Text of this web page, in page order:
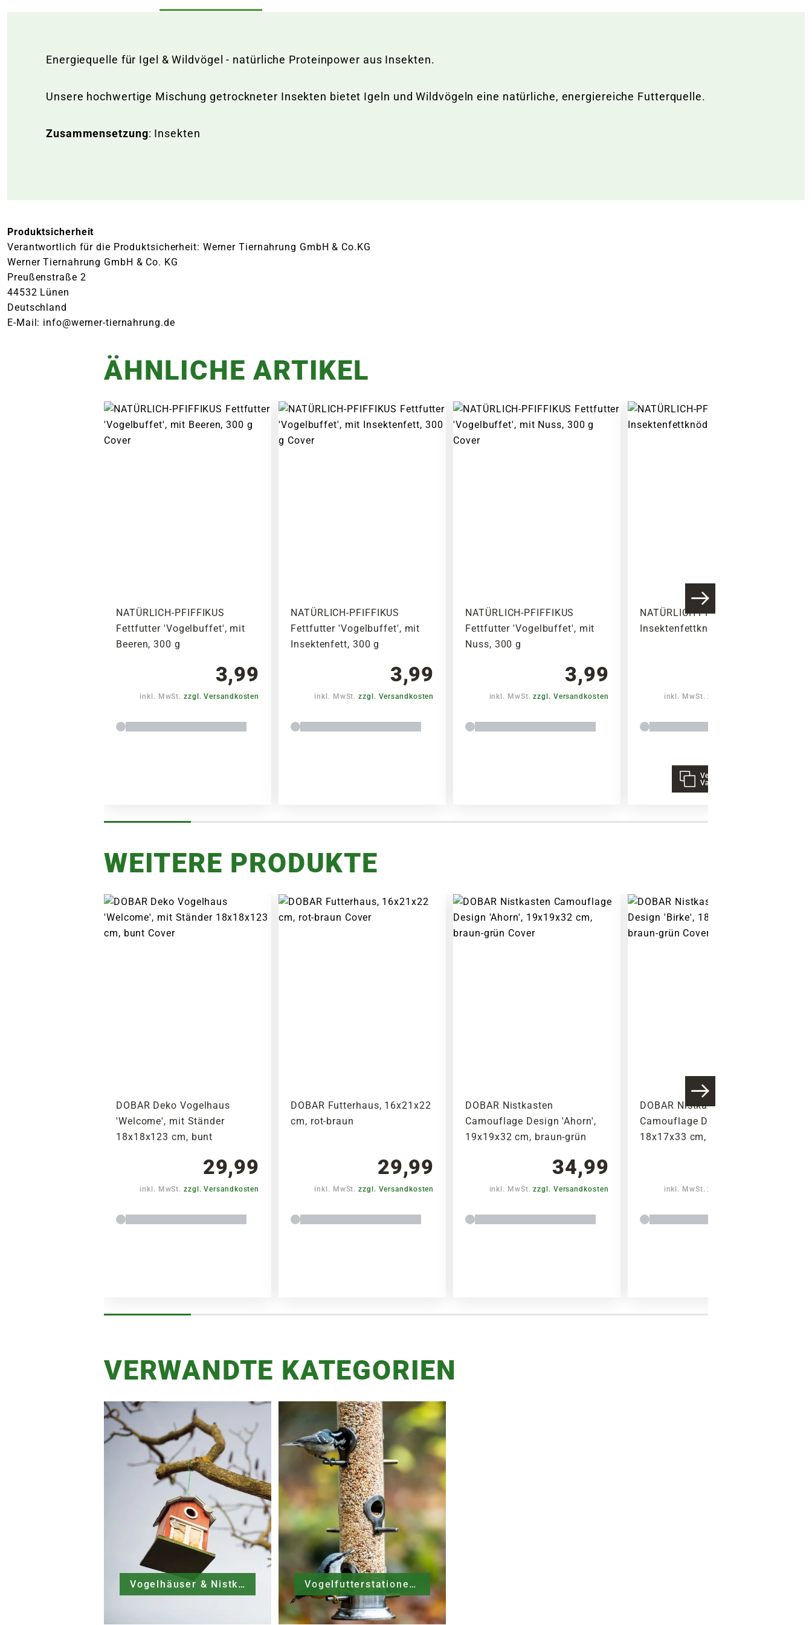
Energiequelle für Igel & Wildvögel - natürliche Proteinpower aus Insekten.
Unsere hochwertige Mischung getrockneter Insekten bietet Igeln und Wildvögeln eine natürliche, energiereiche Futterquelle.
Zusammensetzung: Insekten
Produktsicherheit
Verantwortlich für die Produktsicherheit: Werner Tiernahrung GmbH & Co.KG
Werner Tiernahrung GmbH & Co. KG
Preußenstraße 2
44532 Lünen
Deutschland
E-Mail: info@werner-tiernahrung.de
ÄHNLICHE ARTIKEL
NATÜRLICH-PFIFFIKUS
Fettfutter 'Vogelbuffet', mit
Beeren, 300 g
3,99
inkl. MwSt.zzgl. Versandkosten
NATÜRLICH-PFIFFIKUS
Fettfutter 'Vogelbuffet', mit
Insektenfett, 300 g
3,99
inkl. MwSt.zzgl. Versandkosten
NATÜRLICH-PFIFFIKUS
Fettfutter 'Vogelbuffet', mit
Nuss, 300 g
3,99
inkl. MwSt.zzgl. Versandkosten
NATÜRLICH-PFIFFIKUS
Insektenfettknödel
inkl. MwSt.zzgl. Versandkosten
Verschiedene
Varianten
WEITERE PRODUKTE
DOBAR Deko Vogelhaus
'Welcome', mit Ständer
18x18x123 cm, bunt
29,99
inkl. MwSt.zzgl. Versandkosten
DOBAR Futterhaus, 16x21x22
cm, rot-braun
29,99
inkl. MwSt.zzgl. Versandkosten
DOBAR Nistkasten
Camouflage Design 'Ahorn',
19x19x32 cm, braun-grün
34,99
inkl. MwSt.zzgl. Versandkosten
DOBAR Nistkasten
Camouflage Design 'Birke',
18x17x33 cm, braun-grün
inkl. MwSt.zzgl. Versandkosten
VERWANDTE KATEGORIEN
Vogelhäuser & Nistkästen Vogelfutterstationen